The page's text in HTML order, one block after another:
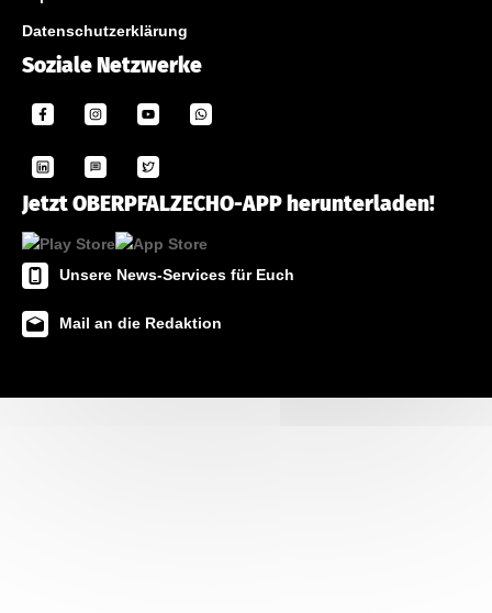
Datenschutzerklärung
Soziale Netzwerke
Jetzt OBERPFALZECHO-APP herunterladen!
Unsere News-Services für Euch
Mail an die Redaktion